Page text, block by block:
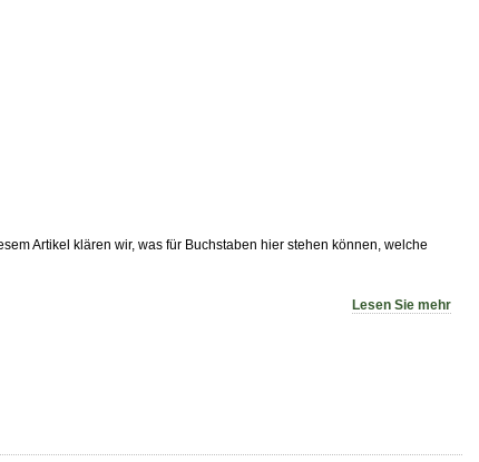
Artikel klären wir, was für Buchstaben hier stehen können, welche
Lesen Sie mehr